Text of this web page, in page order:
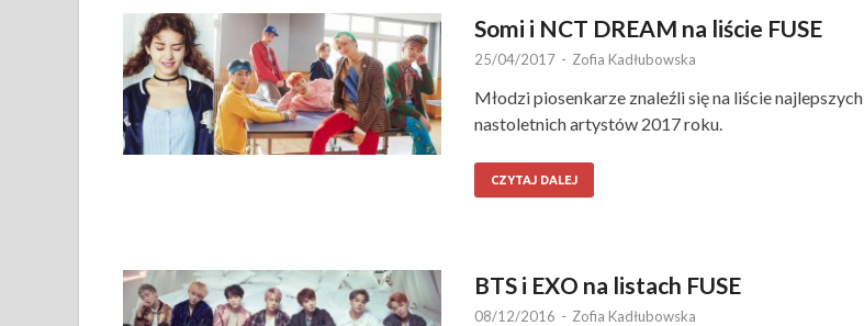
Somi i NCT DREAM na liście FUSE
25/04/2017 - Zofia Kadłubowska
Młodzi piosenkarze znaleźli się na liście najlepszych
nastoletnich artystów 2017 roku.
CZYTAJ DALEJ
BTS i EXO na listach FUSE
08/12/2016 - Zofia Kadłubowska